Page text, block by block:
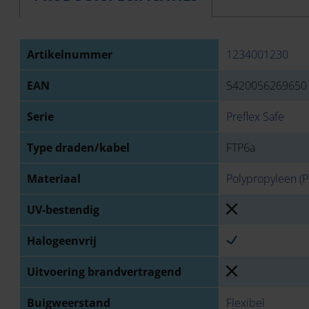
Artikelnummer 1234001230
EAN 5420056269650
Serie Preflex Safe
Type draden/kabel FTP6a
Materiaal Polypropyleen
UV-bestendig
Halogeenvrij
Uitvoering brandvertragend
Buigweerstand Flexibel